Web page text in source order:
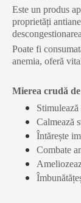
Este un produs
proprietăți
Poate fi
anemia, oferă
Mierea crudă
Calmează
Întărește
Combate